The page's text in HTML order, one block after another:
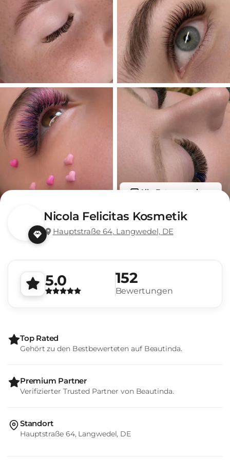
Alle Fotos anzeigen
Nicola Felicitas Kosmetik
Hauptstraße 64, Langwedel, DE
5.0 152
Bewertungen
Top Rated
Gehört zu den Bestbewerteten auf Beautinda.
Premium Partner
Verifizierter Trusted Partner von Beautinda.
Standort
Hauptstraße 64, Langwedel, DE